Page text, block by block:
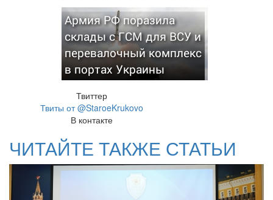
Армия РФ поразила
склады с ГСМ для ВСУ и
перевалочный комплекс
в портах Украины
Твиттер
Твиты от @StaroeKrukovo
В контакте
ЧИТАЙТЕ ТАКЖЕ СТАТЬИ